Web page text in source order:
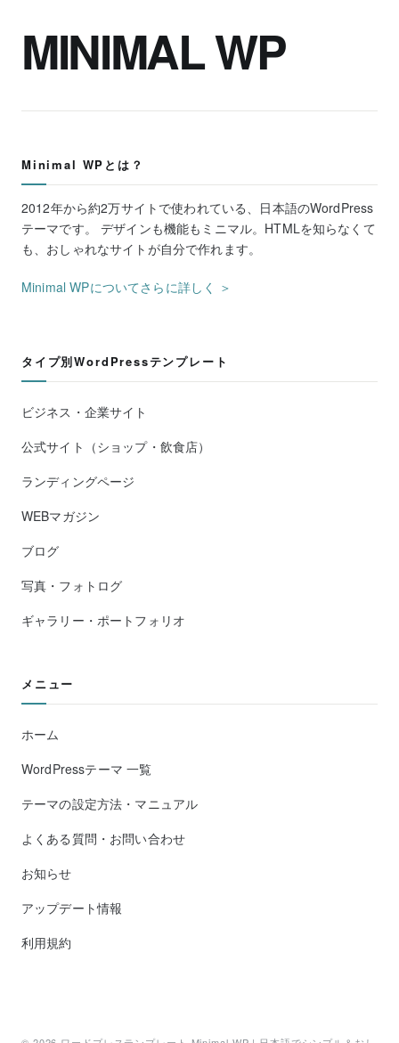
MINIMAL WP
Minimal WPとは？
2012年から約2万サイトで使われている、日本語のWordPress
テーマです。 デザインも機能もミニマル。HTMLを知らなくて
も、おしゃれなサイトが自分で作れます。
Minimal WPについてさらに詳しく ＞
タイプ別WordPressテンプレート
ビジネス・企業サイト
公式サイト（ショップ・飲食店）
ランディングページ
WEBマガジン
ブログ
写真・フォトログ
ギャラリー・ポートフォリオ
メニュー
ホーム
WordPressテーマ 一覧
テーマの設定方法・マニュアル
よくある質問・お問い合わせ
お知らせ
アップデート情報
利用規約